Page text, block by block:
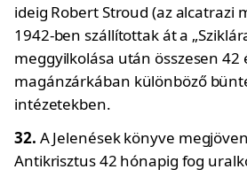
ideig Robert Stroud (az alcatrazi
1942-ben szállítottak át a
meggyilkolása után összesen
magánzárkában különböző
intézetekben.
32. A Jelenések könyve
Antikrisztus 42 hónapig fog